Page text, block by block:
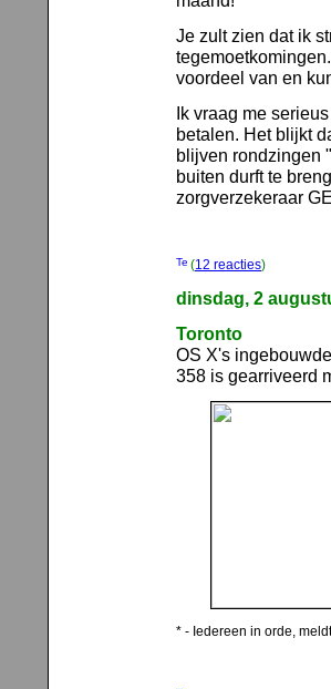
Je zult zien dat ik
voordeel van en
Ik vraag me
betalen. Het blijkt
blijven rondzingen
buiten durft te
zorgverzekeraar
(12 reacties)
dinsdag, 2
Toronto
OS X's
358 is gearriveerd
* - Iedereen in orde,